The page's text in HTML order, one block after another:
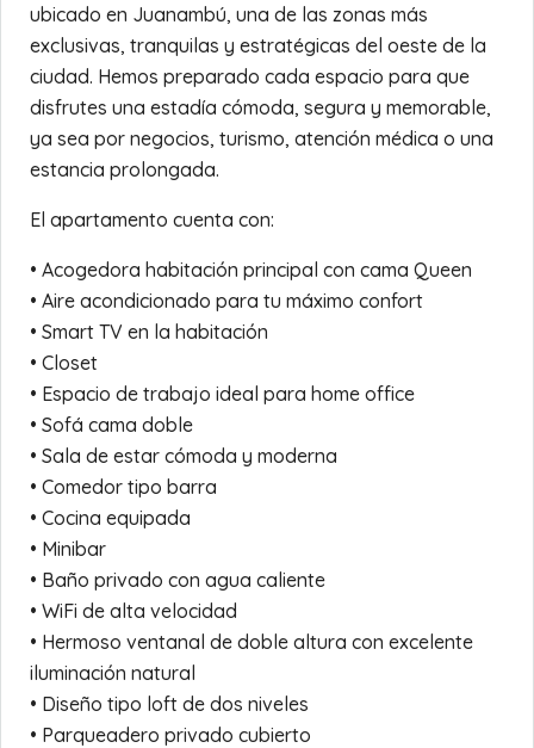
ubicado en Juanambú, una de las zonas más
exclusivas, tranquilas y estratégicas del oeste de la
ciudad. Hemos preparado cada espacio para que
disfrutes una estadía cómoda, segura y memorable,
ya sea por negocios, turismo, atención médica o una
estancia prolongada.
El apartamento cuenta con:
• Acogedora habitación principal con cama Queen
• Aire acondicionado para tu máximo confort
• Smart TV en la habitación
• Closet
• Espacio de trabajo ideal para home office
• Sofá cama doble
• Sala de estar cómoda y moderna
• Comedor tipo barra
• Cocina equipada
• Minibar
• Baño privado con agua caliente
• WiFi de alta velocidad
• Hermoso ventanal de doble altura con excelente
iluminación natural
• Diseño tipo loft de dos niveles
• Parqueadero privado cubierto